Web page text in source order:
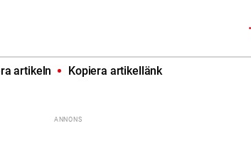
artikeln Kopiera artikellänk